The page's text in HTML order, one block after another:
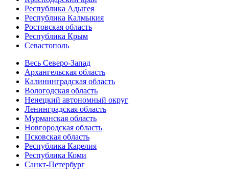
Республика Адыгея
Республика Калмыкия
Ростовская область
Республика Крым
Севастополь
Весь Северо-Запад
Архангельская область
Калининградская область
Вологодская область
Ненецкий автономный округ
Ленинградская область
Мурманская область
Новгородская область
Псковская область
Республика Карелия
Республика Коми
Санкт-Петербург